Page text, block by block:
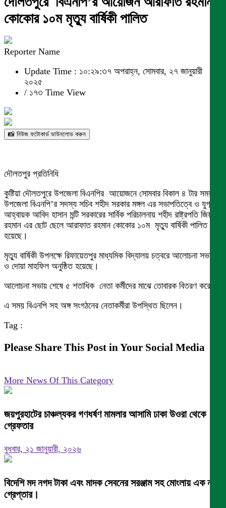
কোকোর ১০ম মৃত্যু বার্ষিকী পালিত
Reporter Name
Update Time : ১০:২৯:৩৭ অপরাহ্ন, সোমবার, ২৭ জানুয়ারী
২০২৫
/ ১৭৩ Time View
📸 নিউজ ফটোকার্ড ডাউনলোড করুন
দৌলতপুর প্রতিনিধি
কুষ্টিয়া দৌলতপুরে উপজেলা বিএনপির আয়োজনে সোমবার বিকাল ৪ টার সময়
উপজেলা বিএনপি’র সদস্য সচিব শহীদ সরকার মঙ্গল এর সভাপতিত্বে ও যুগ্ম
আহ্বায়ক আবিদ হাসান মন্টি সরকারের সার্বিক পরিচালনায় শহীদ রাষ্ট্রপতি জিয়াউর
রহমান এর ছোট ছেলে আরাফাত রহমান কোকোর ১০ম মৃত্যু বার্ষিকী পালিত
হয়েছে।
মৃত্যু বার্ষিকী উপলক্ষে রিফায়েতপুর মাধ্যমিক বিদ্যালয় চত্বরে আলোচনা সভায়
ও দোয়া মাহফিল অনুষ্ঠিত হয়েছে।
আলোচনা সভায় শেষে ৫ শতাধিক নেতা কর্মীদের মাঝে তোবারক বিতরণ করেন।
এ সময় বিএনপি সহ অঙ্গ সংগঠনের নেতাকর্মীরা উপস্থিত ছিলেন।
Tag :
Please Share This Post in Your Social Media
More News Of This Category
জয়পুরহাটের চাঞ্চল্যকর গণধর্ষণ মামলার আসামি ঢাকা উওরা থেকে
গ্রেফতার
বুধবার, ২১ জানুয়ারী, ২০২৬
বিদেশি মদ নগদ টাকা এবং মাদক সেবনের সরঞ্জাম সহ মোংলায় এক নারী
গ্রেপ্তার।